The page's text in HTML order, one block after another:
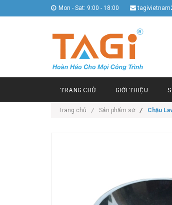
Mon - Sat: 9:00 - 18:00
TRANG CHỦ GIỚI THIỆU
Trang chủ / Sản phẩm sứ / Chậu